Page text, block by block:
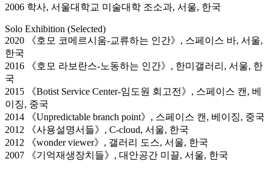
2006 학사, 서울대학교 미술대학 조소과, 서울, 한국
Solo Exhibition (Selected)
2020 《호모 코메르시움-교류하는 인간》, 스페이스 바, 서울,
한국
2016 《호모 라보란스-노동하는 인간》, 한미갤러리, 서울, 한
국
2015 《Botist Service Center-임도원 회고전》, 스페이스 캔, 베
이징, 중국
2014 《Unpredictable branch point》, 스페이스 캔, 베이징, 중국
2012 《사용설명서들》, C-cloud, 서울, 한국
2012 《wonder viewer》, 갤러리 도스, 서울, 한국
2007 《기억재생장치들》, 대안공간 미끌, 서울, 한국